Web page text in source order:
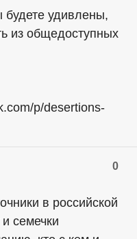
будете удивлены,
из общедоступных
p/desertions-
0
в российской
семечки